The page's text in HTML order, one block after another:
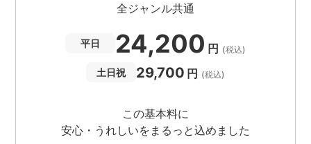
全ジャンル共通
平日 24,200 円 (税込)
土日祝 29,700 円 (税込)
この基本料に
安心・うれしいをまるっと込めました